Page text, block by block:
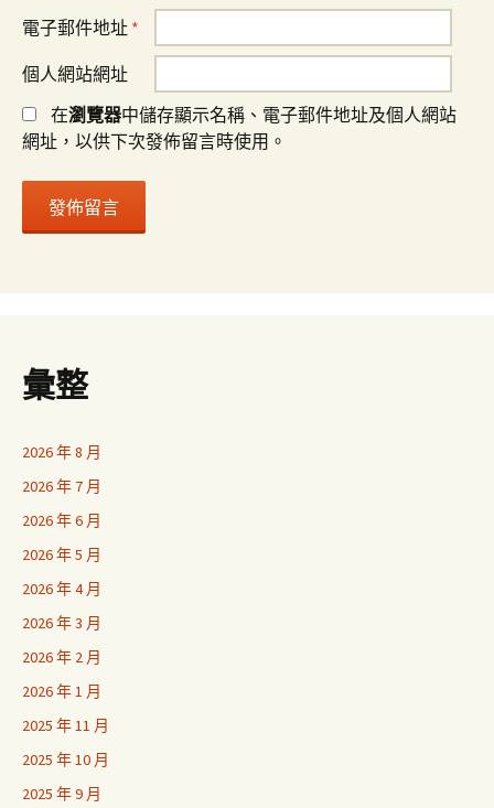
電子郵件地址 *
個人網站網址
在瀏覽器中儲存顯示名稱、電子郵件地址及個人網站
網址，以供下次發佈留言時使用。
彙整
2026 年 8 月
2026 年 7 月
2026 年 6 月
2026 年 5 月
2026 年 4 月
2026 年 3 月
2026 年 2 月
2026 年 1 月
2025 年 11 月
2025 年 10 月
2025 年 9 月